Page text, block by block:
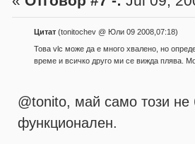
Цитат(tonitochev @ Юли 09 2008,07:18)
Това vlc може да е много хвалено, но
време и всичко друго ми се вижда плява.
@tonito, май само този не
функционален.